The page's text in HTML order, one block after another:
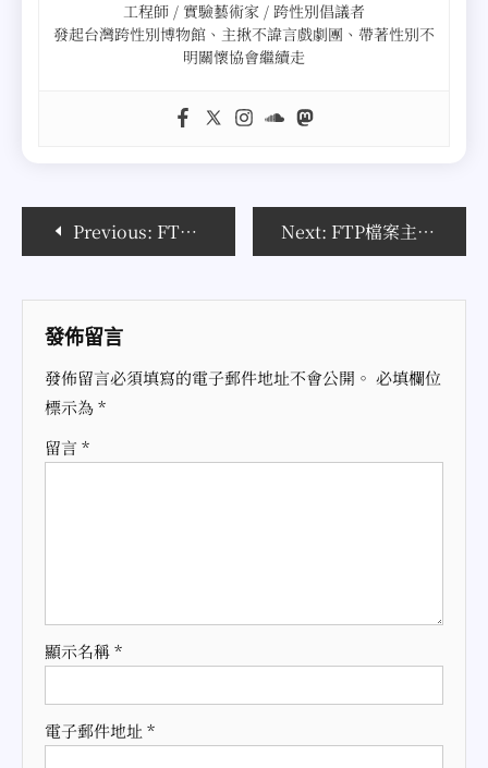
工程師 / 實驗藝術家 / 跨性別倡議者
發起台灣跨性別博物館、主揪不諱言戲劇團、帶著性別不
明關懷協會繼續走
導
覽
Previous: FTP檔案主機系列（一）關於FTP Next: FTP檔案主機系列（三）CheapFtpSpace介紹與省錢購買法
發佈留言
發佈留言必須填寫的電子郵件地址不會公開。 必填欄位
標示為*
留言 *
顯示名稱*
電子郵件地址 *